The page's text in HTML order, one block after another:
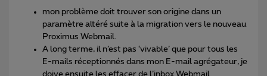
mon problème doit trouver son origine dans un
paramètre altéré suite à la migration vers le nouveau
Proximus Webmail.
A long terme, il n’est pas ‘vivable’ que pour tous les
E-mails réceptionnés dans mon E-mail agrégateur, je
doive ensuite les effacer de l’inbox Webmail